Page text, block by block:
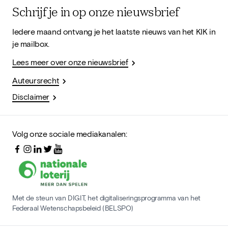
Schrijf je in op onze nieuwsbrief
Iedere maand ontvang je het laatste nieuws van het KIK in
je mailbox.
Lees meer over onze nieuwsbrief
Auteursrecht
Disclaimer
Volg onze sociale mediakanalen:
Met de steun van DIGIT, het digitaliseringsprogramma van het
Federaal Wetenschapsbeleid (BELSPO)